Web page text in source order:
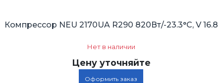
Компрессор NEU 2170UA R290 820Вт/-23.3°C, V 16.8
Нет в наличии
Цену уточняйте
Оформить заказ